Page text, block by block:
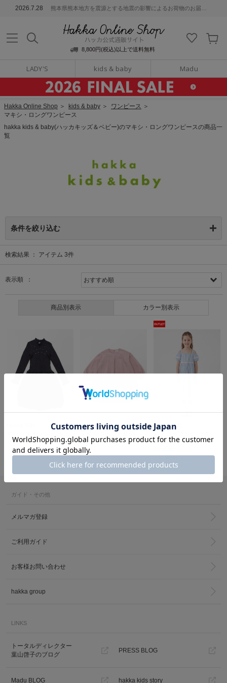
2026.7.28 熊本県熊本地方を震源とする地震の影響によるお荷物のお届けについて
8,800円(税込)以上で送料無料
LADY'S kids & baby Madu
通販サイト
販サイト
Hakka Online Shop ＞ kids & baby ＞ ワンピース ＞
マキシ・ロングワンピース
hakka kids & baby(ハッカキッズ＆ベビー)のマキシ・ロングワンピースの商品一
覧
条件を絞り込む
検索結果 ： アイテム 3件
表示順 ：
商品別表示 カラー別表示
14,960円(税込)
hakka kids
12,760円(税込)
hakka kids
12,980円(税込)
5,192円(税込)
ガイド・その他
メルマガ登録
ご利用ガイド
お客様お問い合わせ
hakka group
LINKS
トータルディレクター
葉山啓子のブログ
PRESS BLOG
Madu BLOG hakka kids story